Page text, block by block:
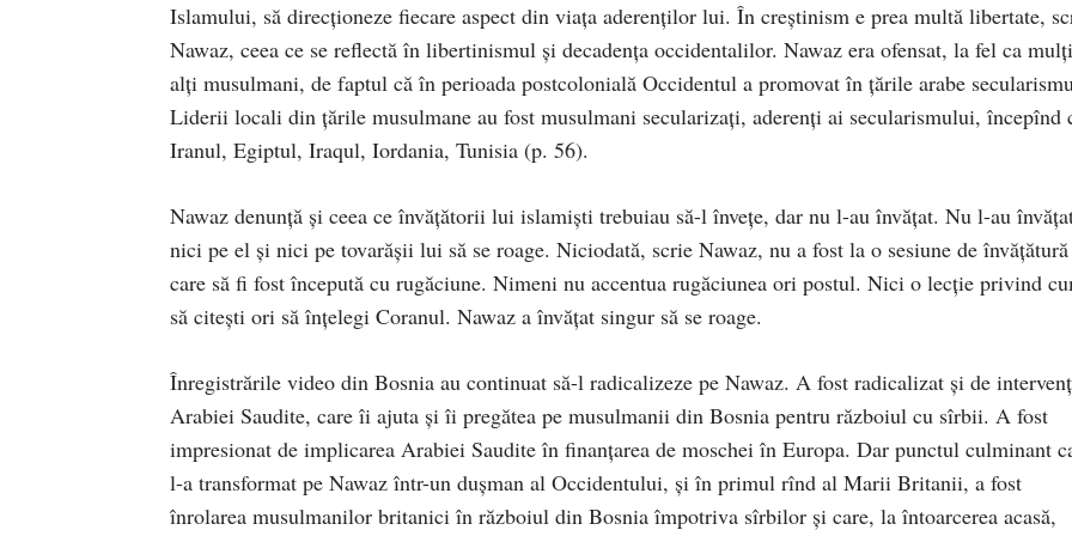
Islamului, să direcţioneze fiecare aspect din viaţa aderenţilor lui. În creştinism e prea multă libertate,
Nawaz, ceea ce se reflectă în libertinismul şi decadența occidentalilor. Nawaz era ofensat, la fel ca mulţi
alţi musulmani, de faptul că în perioada postcolonială Occidentul a promovat în ţările arabe
Liderii locali din ţările musulmane au fost musulmani secularizaţi, aderenţi ai secularismului, începînd
Iranul, Egiptul, Iraqul, Iordania, Tunisia (p. 56).
Nawaz denunţă şi ceea ce învăţătorii lui islamişti trebuiau să-l înveţe, dar nu l-au învăţat. Nu l-au
nici pe el și nici pe tovarăşii lui să se roage. Niciodată, scrie Nawaz, nu a fost la o sesiune de învăţătură
care să fi fost începută cu rugăciune. Nimeni nu accentua rugăciunea ori postul. Nici o lecţie privind
să citeşti ori să înţelegi Coranul. Nawaz a învăţat singur să se roage.
Înregistrările video din Bosnia au continuat să-l radicalizeze pe Nawaz. A fost radicalizat şi de
Arabiei Saudite, care îi ajuta şi îi pregătea pe musulmanii din Bosnia pentru războiul cu sîrbii. A fost
impresionat de implicarea Arabiei Saudite în finanţarea de moschei în Europa. Dar punctul culminant
l-a transformat pe Nawaz într-un duşman al Occidentului, şi în primul rînd al Marii Britanii, a fost
înrolarea musulmanilor britanici în războiul din Bosnia împotriva sîrbilor și care, la întoarcerea acasă,